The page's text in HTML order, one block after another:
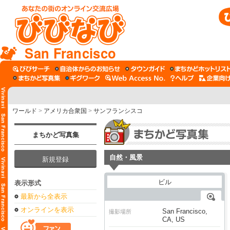
San Francisco
ワールド > アメリカ合衆国 > サンフランシスコ
まちかど写真集
新規登録
表示形式
最新から全表示
オンラインを表示
自然・風景
撮影場所
San Francisco,
CA, US